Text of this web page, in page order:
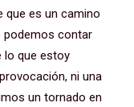
que es un camino
podemos contar
lo que estoy
ni una
un tornado en